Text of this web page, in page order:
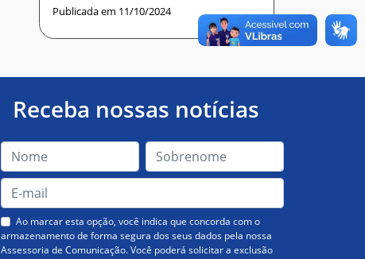
Publicada em 11/10/2024
Receba nossas notícias
Ao marcar esta opção, você indica que concorda com o
armazenamento de forma segura dos seus dados pela nossa
Assessoria de Comunicação. Você poderá solicitar a exclusão